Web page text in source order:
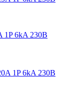
1P 6kA 230В